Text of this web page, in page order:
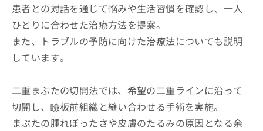
患者との対話を通じて悩みや生活習慣を確認し、一人
ひとりに合わせた治療方法を提案。
また、トラブルの予防に向けた治療法についても説明
しています。
二重まぶたの切開法では、希望の二重ラインに沿って
切開し、瞼板前組織と縫い合わせる手術を実施。
まぶたの腫れぼったさや皮膚のたるみの原因となる余